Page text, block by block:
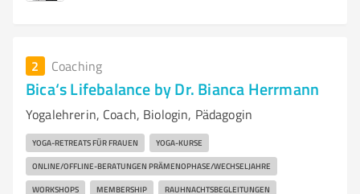
2 Coaching
Bica‘s Lifebalance by Dr. Bianca Herrmann
Yogalehrerin, Coach, Biologin, Pädagogin
YOGA-RETREATS FÜR FRAUEN YOGA-KURSE
ONLINE/OFFLINE-BERATUNGEN PRÄMENOPHASE/WECHSELJAHRE
WORKSHOPS MEMBERSHIP RAUHNACHTSBEGLEITUNGEN